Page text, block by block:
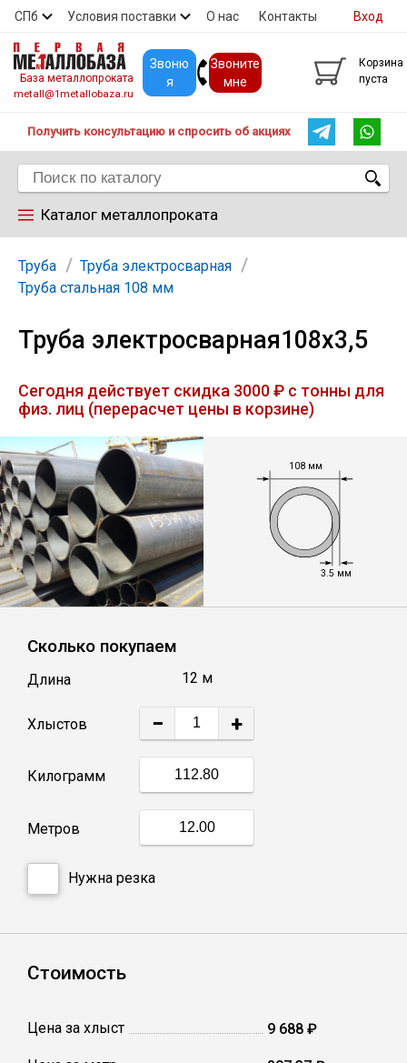
СПб Условия поставки О нас Контакты
Скидки Прайс Покупателям
Вход
База металлопроката
metall@1metallobaza.ru
Звоню
я
Звоните
мне
Корзина
пуста
Получить консультацию и спросить об акциях
Каталог металлопроката
Арматура
Уголок
Балка
Швеллер
Квадрат
Столбы заборные
Сетка кладочная
Труба
Труба электросварная
Труба стальная 108 мм
Труба электросварная108х3,5
Сегодня действует скидка 3000 ₽ с тонны для
физ. лиц (перерасчет цены в корзине)
108 мм
3.5 мм
Сколько покупаем
Длина 12 м
Хлыстов − +
Килограмм
Метров
Нужна резка
Стоимость
Цена за хлыст 9 688 ₽